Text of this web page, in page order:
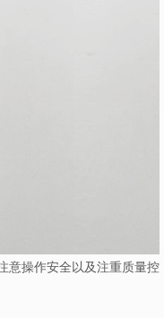
意操作安全以及注重质量控